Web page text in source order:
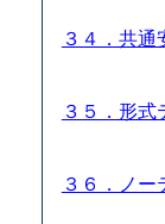
３４．共
３５．形
３６．ノ